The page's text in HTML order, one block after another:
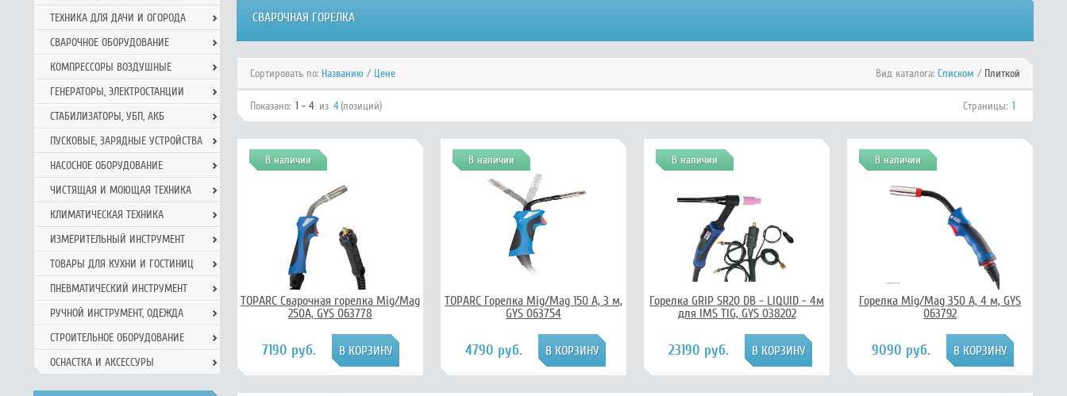
СВАРОЧНАЯ ГОРЕЛКА
Сортировать по: Названию / Цене Вид каталога: Списком / Плиткой
Показано: 1 - 4 из 4(позиций) Страницы: 1
В наличии
TOPARC Сварочная горелка Mig/Mag
250А, GYS 063778
7190 руб.
В наличии
TOPARC Горелка Mig/Mag 150 А, 3 м,
GYS 063754
4790 руб.
В наличии
Горелка GRIP SR20 DB - LIQUID - 4м
для IMS TIG, GYS 038202
23190 руб.
В наличии
Горелка Mig/Mag 350 А, 4 м, GYS
063792
9090 руб.
ТЕХНИКА ДЛЯ ДАЧИ И ОГОРОДА
СВАРОЧНОЕ ОБОРУДОВАНИЕ
КОМПРЕССОРЫ ВОЗДУШНЫЕ
ГЕНЕРАТОРЫ, ЭЛЕКТРОСТАНЦИИ
СТАБИЛИЗАТОРЫ, УБП, АКБ
ПУСКОВЫЕ, ЗАРЯДНЫЕ УСТРОЙСТВА
НАСОСНОЕ ОБОРУДОВАНИЕ
ЧИСТЯЩАЯ И МОЮЩАЯ ТЕХНИКА
КЛИМАТИЧЕСКАЯ ТЕХНИКА
ИЗМЕРИТЕЛЬНЫЙ ИНСТРУМЕНТ
ТОВАРЫ ДЛЯ КУХНИ И ГОСТИНИЦ
ПНЕВМАТИЧЕСКИЙ ИНСТРУМЕНТ
РУЧНОЙ ИНCТРУМЕНТ, ОДЕЖДА
СТРОИТЕЛЬНОЕ ОБОРУДОВАНИЕ
ОСНАСТКА И АКСЕССУРЫ